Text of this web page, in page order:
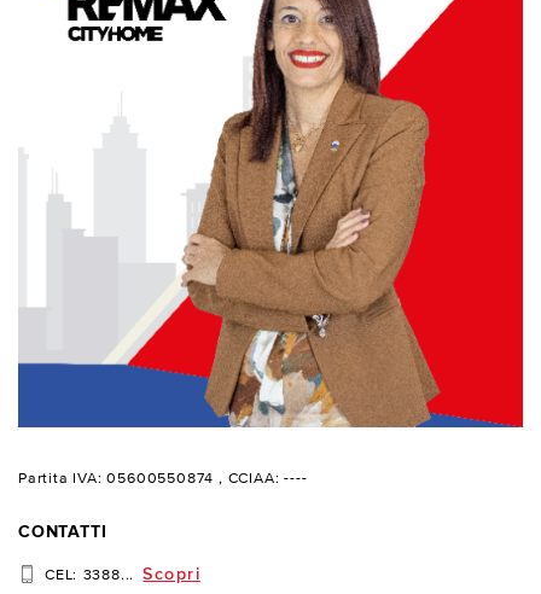
Partita IVA: 05600550874 , CCIAA: ----
CONTATTI
CEL: 3388... Scopri